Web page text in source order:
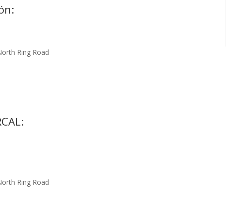
Ring Road
Ring Road